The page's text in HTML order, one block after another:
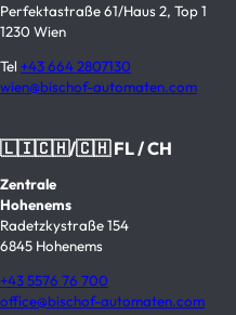
Perfektastraße 61/Haus 2, Top 1
1230 Wien
Tel +43 664 2807130
wien@bischof-automaten.com
🇱🇮🇨🇭/🇨🇭 FL / CH
Zentrale
Hohenems
Radetzkystraße 154
6845 Hohenems
+43 5576 76 700
office@bischof-automaten.com